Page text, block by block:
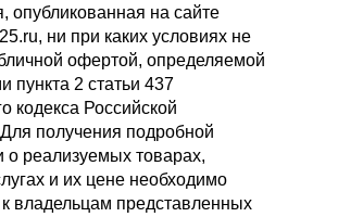
опубликованная на сайте
ни при каких условиях не
офертой, определяемой
пункта 2 статьи 437
кодекса Российской
получения подробной
реализуемых товарах,
и их цене необходимо
владельцам представленных